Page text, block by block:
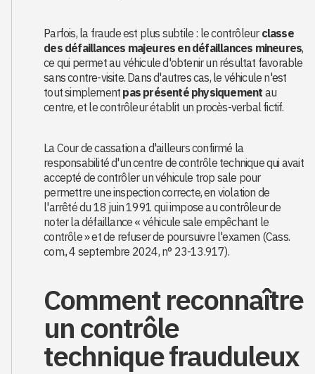
Parfois, la fraude est plus subtile : le contrôleur classe
des défaillances majeures en défaillances mineures,
ce qui permet au véhicule d'obtenir un résultat favorable
sans contre-visite. Dans d'autres cas, le véhicule n'est
tout simplement pas présenté physiquement au
centre, et le contrôleur établit un procès-verbal fictif.
La Cour de cassation a d'ailleurs confirmé la
responsabilité d'un centre de contrôle technique qui avait
accepté de contrôler un véhicule trop sale pour
permettre une inspection correcte, en violation de
l'arrêté du 18 juin 1991 qui impose au contrôleur de
noter la défaillance « véhicule sale empêchant le
contrôle » et de refuser de poursuivre l'examen (Cass.
com., 4 septembre 2024, n° 23-13.917).
Comment reconnaître
un contrôle
technique frauduleux